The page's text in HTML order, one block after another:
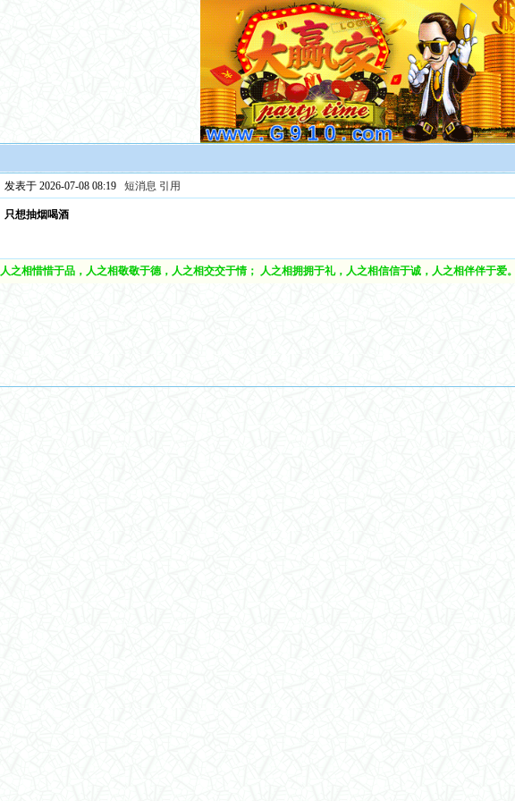
发表于 2026-07-08 08:19短消息 引用
只想抽烟喝酒
人之相惜惜于品，人之相敬敬于德，人之相交交于情； 人之相拥拥于礼，人之相信信于诚，人之相伴伴于爱。